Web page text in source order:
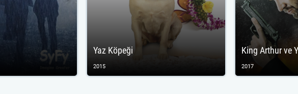
Yaz Köpeği
2015 2017